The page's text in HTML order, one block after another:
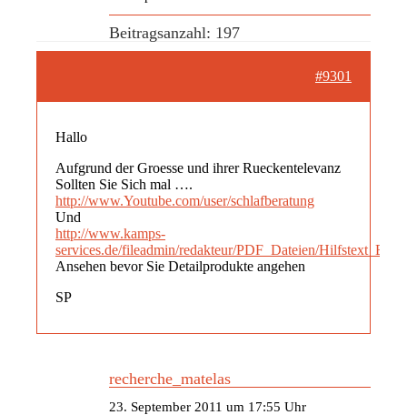
Beitragsanzahl: 197
#9301
Hallo
Aufgrund der Groesse und ihrer Rueckentelevanz
Sollten Sie Sich mal ….
http://www.Youtube.com/user/schlafberatung
Und
http://www.kamps-
services.de/fileadmin/redakteur/PDF_Dateien/
Ansehen bevor Sie Detailprodukte angehen
SP
recherche_matelas
23. September 2011 um 17:55 Uhr